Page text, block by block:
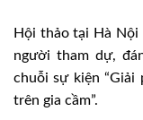
Hội thảo tại Hà
người tham dự,
chuỗi sự kiện “Giải
trên gia cầm”.